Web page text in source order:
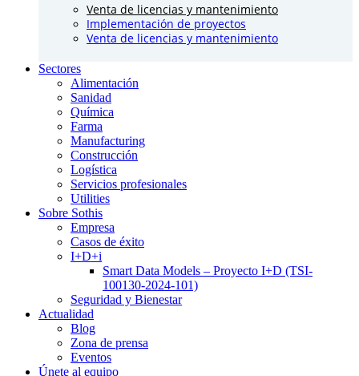
Venta de licencias y mantenimiento
Implementación de proyectos
Venta de licencias y mantenimiento
Sectores
Alimentación
Sanidad
Química
Farma
Manufacturing
Construcción
Logística
Servicios profesionales
Utilities
Sobre Sothis
Empresa
Casos de éxito
I+D+i
Smart Data Models – Proyecto I+D (TSI-
100130-2024-101)
Seguridad y Bienestar
Actualidad
Blog
Zona de prensa
Eventos
Únete al equipo